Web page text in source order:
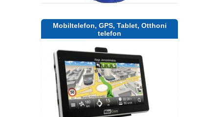
Mobiltelefon, GPS, Tablet, Otthoni
telefon